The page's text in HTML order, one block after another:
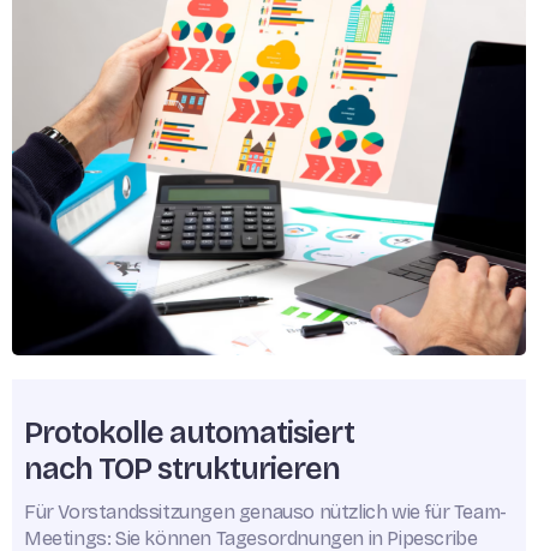
Protokolle automatisiert
nach TOP strukturieren
Für Vorstandssitzungen genauso nützlich wie für Team-
Meetings: Sie können Tagesordnungen in Pipescribe